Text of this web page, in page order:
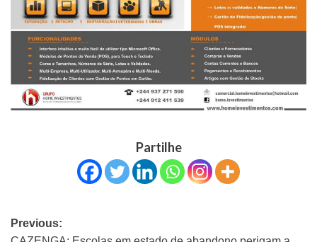
Partilhe
Previous: